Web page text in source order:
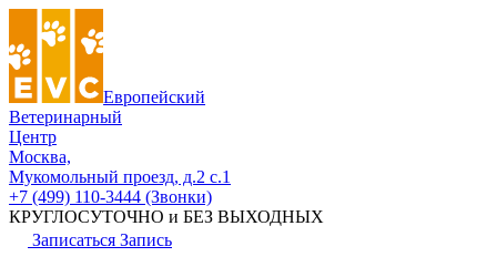
Европейский
Ветеринарный
Центр
Москва,
Мукомольный проезд, д.2 с.1
+7 (499) 110-3444 (Звонки)
КРУГЛОСУТОЧНО и БЕЗ ВЫХОДНЫХ
Записаться Запись